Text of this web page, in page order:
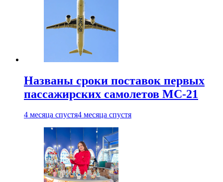
Названы сроки поставок первых
пассажирских самолетов МС-21
4 месяца спустя4 месяца спустя